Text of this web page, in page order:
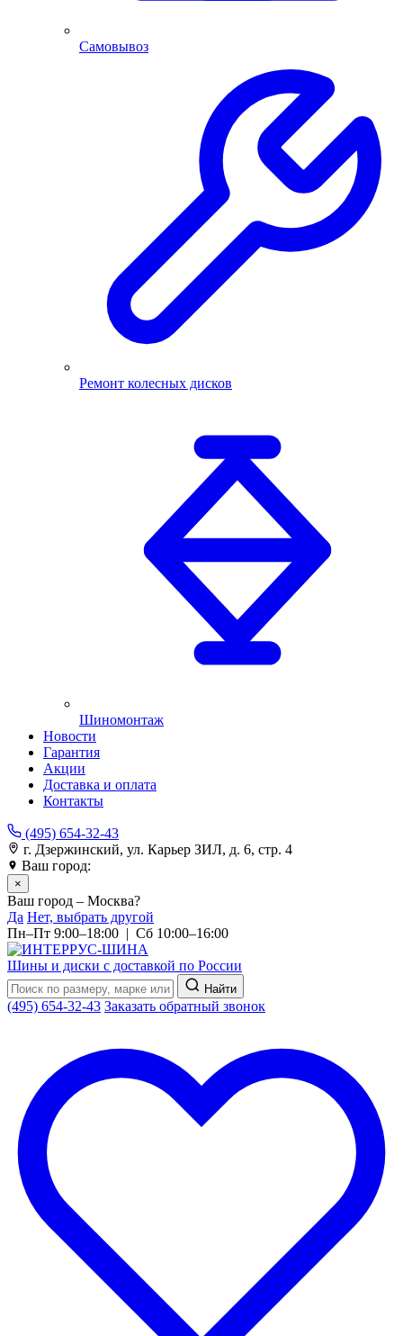
Самовывоз
Ремонт колесных дисков
Шиномонтаж
Новости
Гарантия
Акции
Доставка и оплата
Контакты
(495) 654-32-43
г. Дзержинский, ул. Карьер ЗИЛ, д. 6, стр. 4
Ваш город:
×
Ваш город – Москва?
Да Нет, выбрать другой
Пн–Пт 9:00–18:00 | Сб 10:00–16:00
Шины и диски с доставкой по России
Найти
(495) 654-32-43 Заказать обратный звонок